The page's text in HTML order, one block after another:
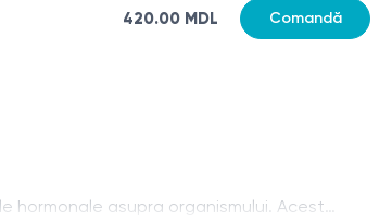
420.00 MDL Comandă
asupra organismului. Acest